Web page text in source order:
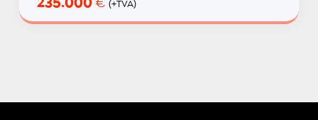
235.000 € (+TVA)